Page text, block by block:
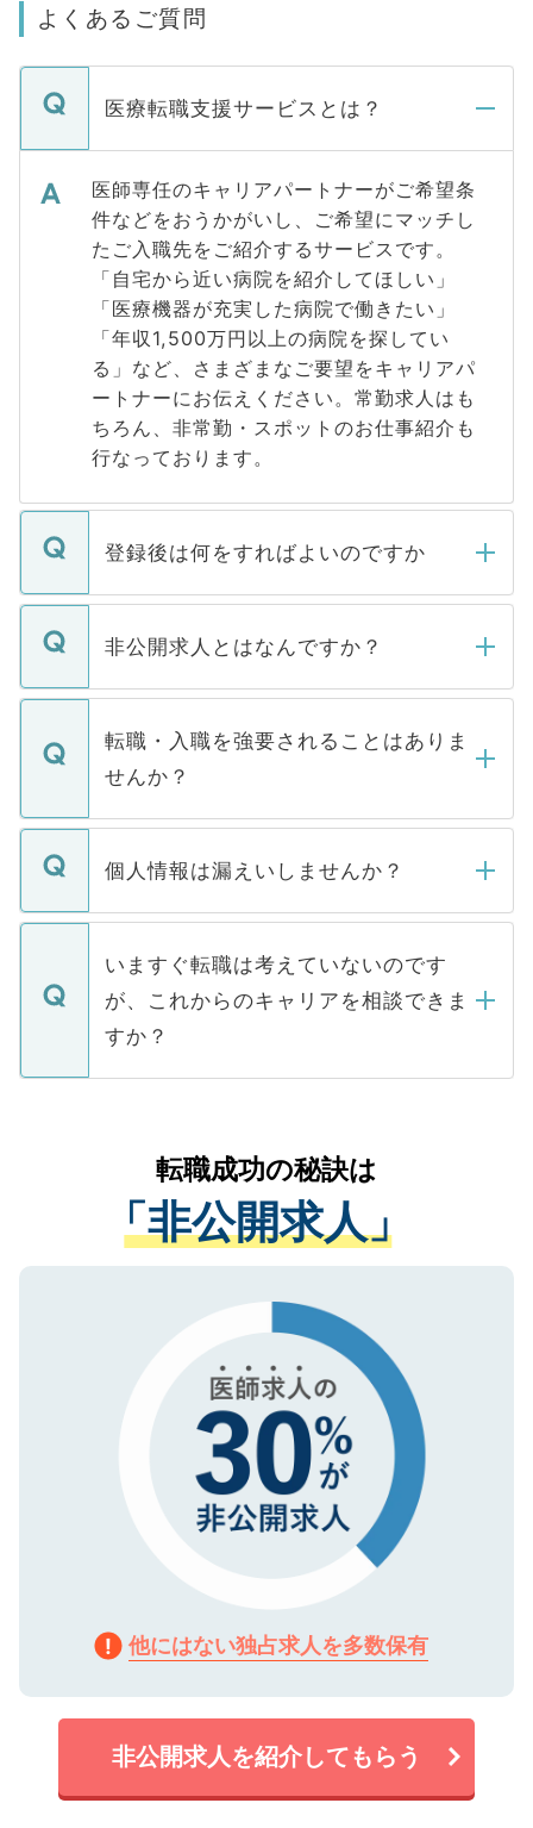
よくあるご質問
医療転職支援サービスとは？
医師専任のキャリアパートナーがご希望条
件などをおうかがいし、ご希望にマッチし
たご入職先をご紹介するサービスです。
「自宅から近い病院を紹介してほしい」
「医療機器が充実した病院で働きたい」
「年収1,500万円以上の病院を探してい
る」など、さまざまなご要望をキャリアパ
ートナーにお伝えください。常勤求人はも
ちろん、非常勤・スポットのお仕事紹介も
行なっております。
登録後は何をすればよいのですか
ご登録いただきましたら、弊社担当者がご
登録内容を確認し、その後メールもしくは
ます。通常、5営業日以内にはご連絡をせて
いただきますので、しばらくお待ちくださ
い。
非公開求人とはなんですか？
マイナビDOCTORで取り扱っている求人の
うち約3割は、Webサイトからご覧いただ
けない「非公開求人」です。非公開求人は
下記の理由によって、一般には公開してい
ません。
■応募殺到を避けるため 人気のある医療機
関を公にしてしまうと、応募が殺到する場
に、医療機関が求める条件に合った人材の
みを人材紹介会社に依頼するケースが増え
ています。
転職・入職を強要されることはありま
せんか？
転職・入職を強要することは一切ありませ
ん。また、仮に応募先から内定をいただい
定を承諾する必要はありません。内定先へ
の辞退の連絡はキャリアパートナーが行い
ますので、ご安心ください。
個人情報は漏えいしませんか？
個人情報が漏えいすることはありませんの
で、ご安心ください。当サイトからの登録
などで収集したご登録者様の個人情報は、
ご本人のキャリアアップおよび転職活動の
支援を目的に使用いたします。お預かりし
ているすべての個人データはご本人の許可
は、個人情報の取り扱いについての厳密な
管理基準を満たした事業者のみに付与され
る、プライバシーマークを取得済みです。
ご登録いただいた個人情報は、SSL（デー
で、機密保持に関してもご安心ください。
いますぐ転職は考えていないのです
が、これからのキャリアを相談できま
すか？
かがいして、現在の医療機関の状況や紹介
経験をまじえながら、適切なアドバイスを
させていただきます。すぐにご転職をされ
ない方には、長期的なサポートが可能です
ので、まずはご登録ください。
転職成功の秘訣は
「非公開求人」
他にはない独占求人を多数保有
非公開求人を紹介してもらう